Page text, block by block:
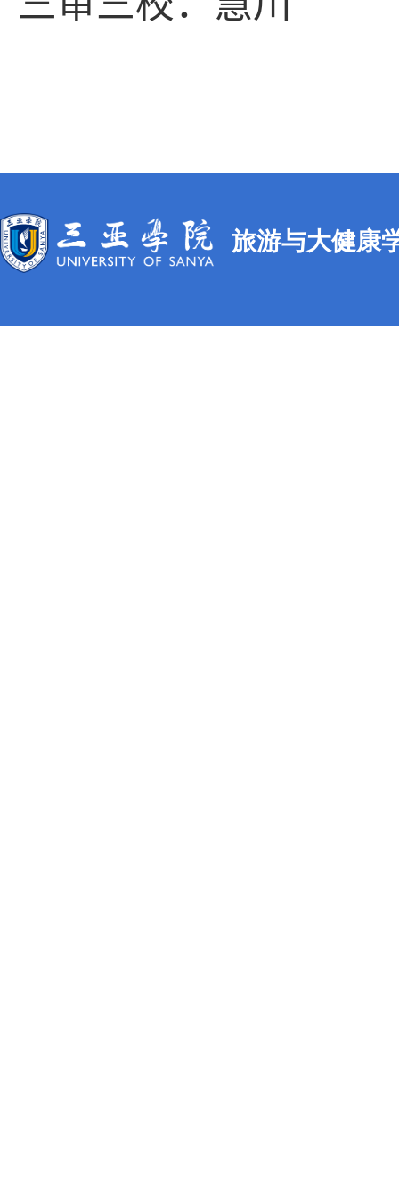
旅游与大健康